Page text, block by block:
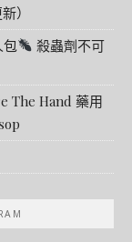
）
包
殺蟲劑不可
The Hand 藥用